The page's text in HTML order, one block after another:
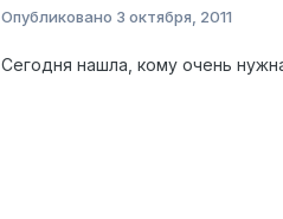
Опубликовано 3 октября, 2011
Сегодня нашла, кому очень